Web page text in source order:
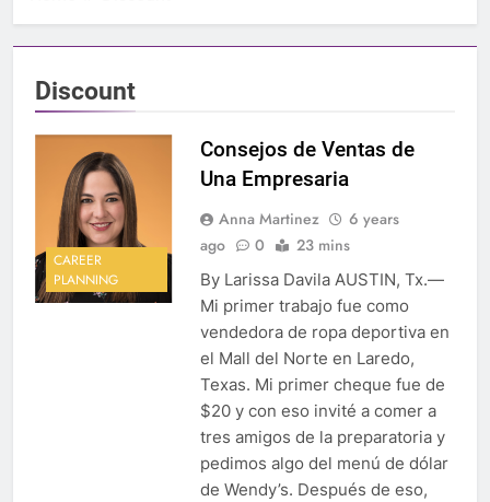
Discount
CAREER
PLANNING
Consejos de Ventas de
Una Empresaria
Anna Martinez
6 years
ago
0 23 mins
By Larissa Davila AUSTIN, Tx.—
Mi primer trabajo fue como
vendedora de ropa deportiva en
el Mall del Norte en Laredo,
Texas. Mi primer cheque fue de
$20 y con eso invité a comer a
tres amigos de la preparatoria y
pedimos algo del menú de dólar
de Wendy’s. Después de eso,